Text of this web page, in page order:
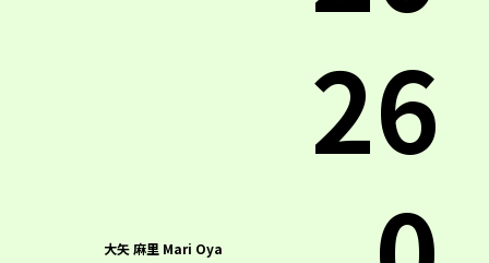
大矢 麻里 Mari Oya
26